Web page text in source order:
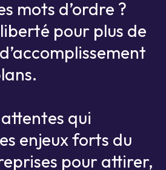
mots d’ordre ?
pour plus de
qui
enjeux forts du
pour attirer,